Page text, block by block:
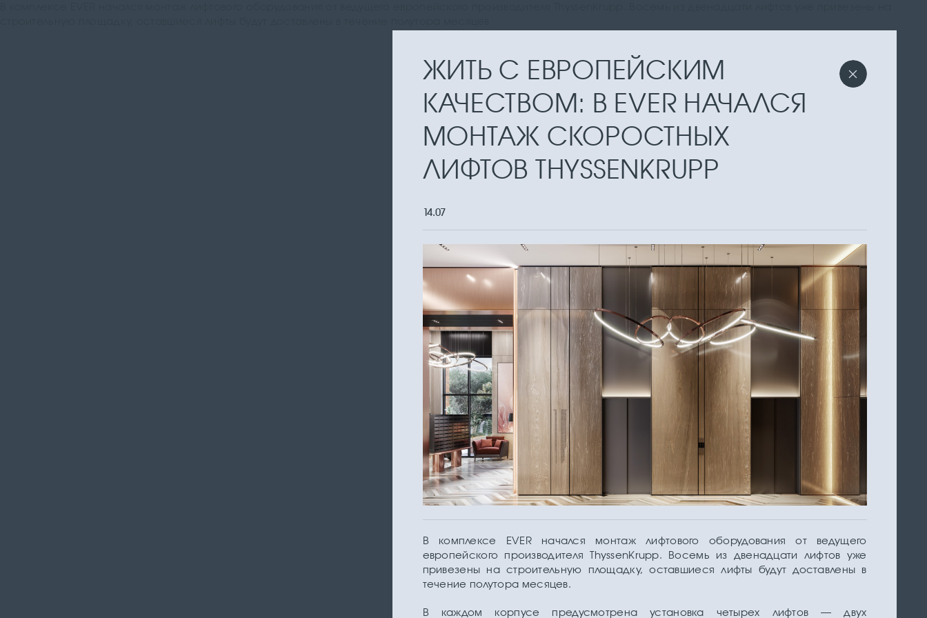
ЖИТЬ С ЕВРОПЕЙСКИМ
КАЧЕСТВОМ: В EVER НАЧАЛСЯ
МОНТАЖ СКОРОСТНЫХ
ЛИФТОВ THYSSENKRUPP
14.07
В комплексе EVER начался монтаж лифтового оборудования от ведущего
европейского производителя ThyssenKrupp. Восемь из двенадцати лифтов уже
привезены на строительную площадку, оставшиеся лифты будут доставлены в
течение полутора месяцев.
В каждом корпусе предусмотрена установка четырех лифтов — двух